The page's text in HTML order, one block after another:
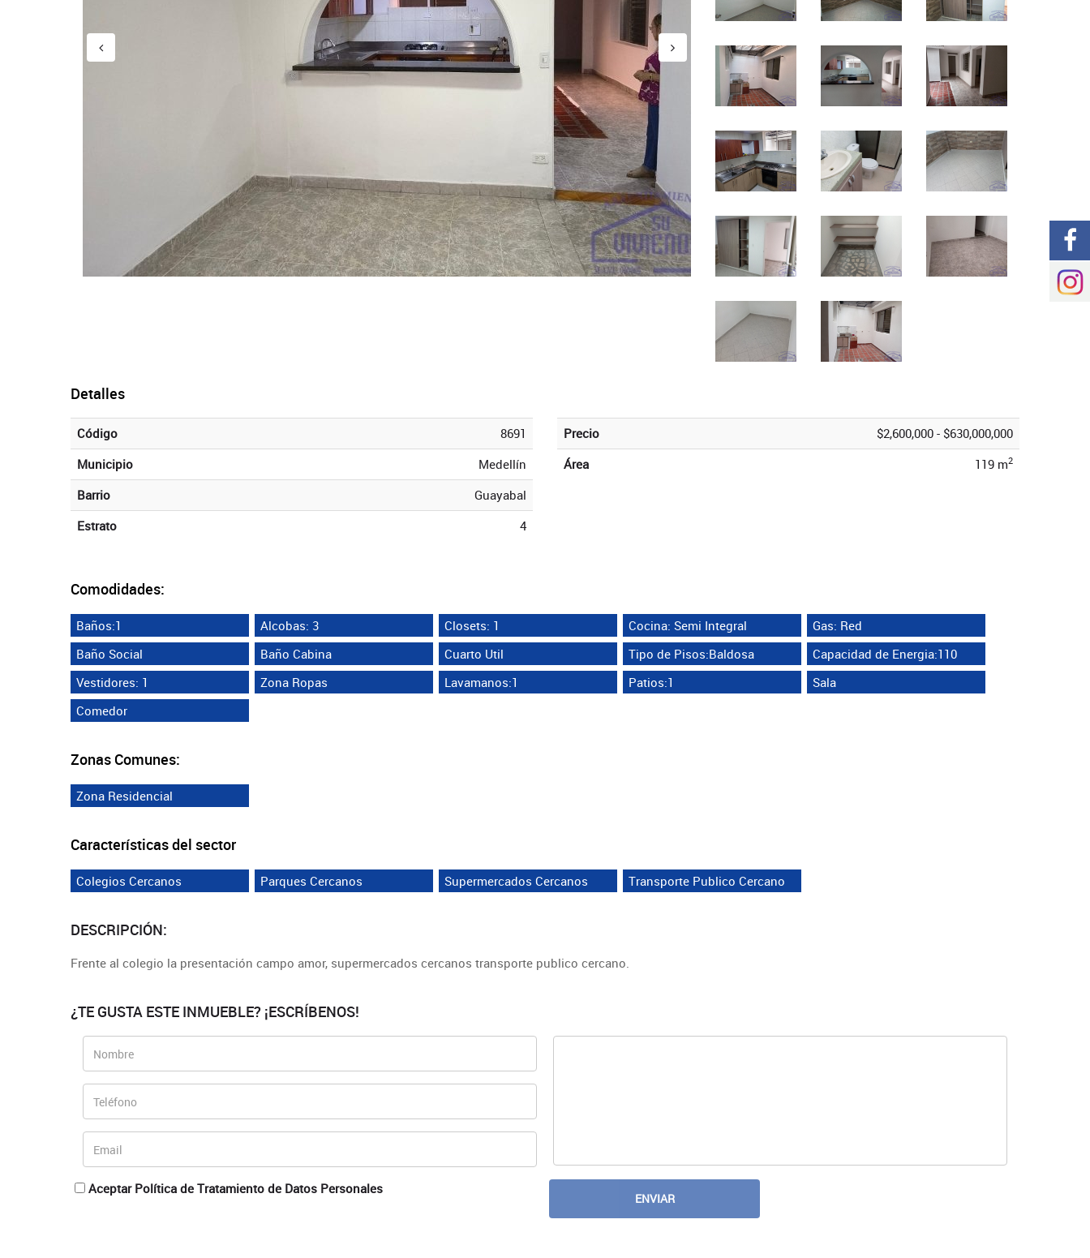
Detalles
Código
8691
Municipio
Medellín
Barrio
Guayabal
Estrato
4
Precio
$2,600,000 - $630,000,000
Área
119 m2
Comodidades:
Baños:1 Alcobas: 3 Closets: 1 Cocina: Semi Integral
Gas: Red
Baño Social
Baño Cabina Cuarto Util Tipo de Pisos:Baldosa
Capacidad de Energia:110
Vestidores: 1
Zona Ropas Lavamanos:1 Patios:1
Sala
Comedor
Zonas Comunes:
Zona Residencial
Características del sector
Colegios Cercanos Parques Cercanos Supermercados Cercanos Transporte Publico Cercano
DESCRIPCIÓN:
Frente al colegio la presentación campo amor, supermercados cercanos transporte publico cercano.
¿TE GUSTA ESTE INMUEBLE? ¡ESCRÍBENOS!
Aceptar Política de Tratamiento de Datos Personales